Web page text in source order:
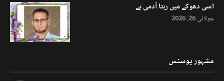
اسی دھوکے میں رہتا آدمی ہے
جولائی 26, 2026
مشہور پوسٹس